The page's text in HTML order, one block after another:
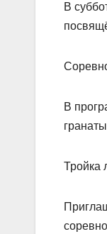
В
В
Тройка